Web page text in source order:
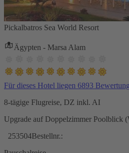
Pickalbatros Sea World Resort
Ägypten - Marsa Alam
Für dieses Hotel liegen 6893
8-tägige Flugreise, DZ inkl. AI
Upgrade auf Doppelzimmer Poolblick
253504Bestellnr.: